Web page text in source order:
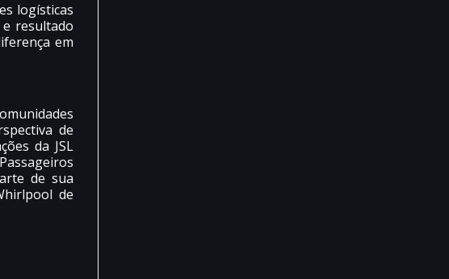
logísticas
resultado
em
de
da JSL
de sua
de